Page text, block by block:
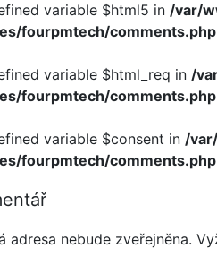
variable $html5 in /var/
fourpmtech/comments.php
variable $html_req in /
fourpmtech/comments.php
variable $consent in /
fourpmtech/comments.php
adresa nebude zveřejněna.